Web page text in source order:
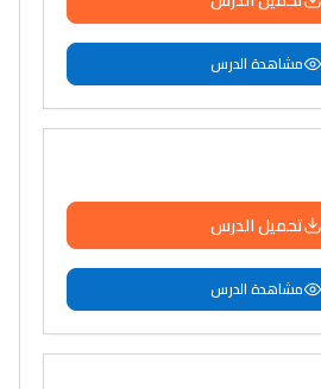
مشاهدة الدرس
تحميل الدرس
مشاهدة الدرس